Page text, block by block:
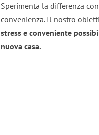
Sperimenta la differenza
convenienza. Il nostro
stress e conveniente
nuova casa.